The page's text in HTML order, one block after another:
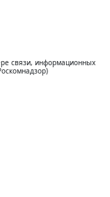
связи, информационных